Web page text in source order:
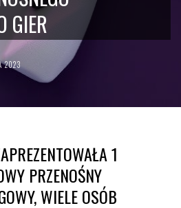
GIER
2023
1
PRZENOŚNY
WIELE OSÓB